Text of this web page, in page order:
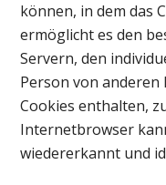
können, in dem das
ermöglicht es den
Servern, den
Person von
Cookies enthalten,
Internetbrowser
wiedererkannt und